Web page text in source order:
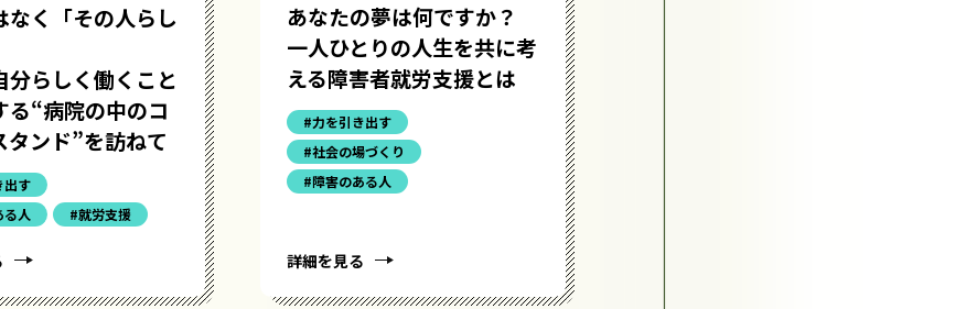
なく「その人らし
分らしく働くこと
る“病院の中のコ
タンド”を訪ねて
出す
る人
#就労支援
あなたの夢は何ですか？
一人ひとりの人生を共に考
える障害者就労支援とは
#力を引き出す
#社会の場づくり
#障害のある人
詳細を見る